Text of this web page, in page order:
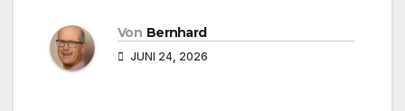
Von Bernhard
JUNI 24, 2026